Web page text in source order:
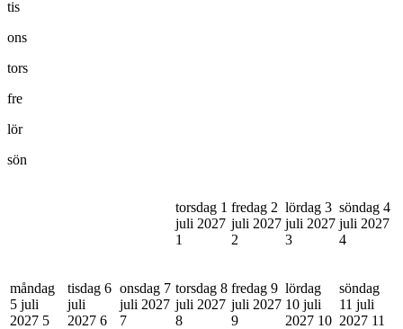
tis
ons
tors
fre
lör
sön
torsdag 1
juli 2027
1
fredag 2
juli 2027
2
lördag 3
juli 2027
3
söndag 4
juli 2027
4
måndag
5 juli
2027 5
tisdag 6
juli
2027 6
onsdag 7
juli 2027
7
torsdag 8
juli 2027
8
fredag 9
juli 2027
9
lördag
10 juli
2027 10
söndag
11 juli
2027 11